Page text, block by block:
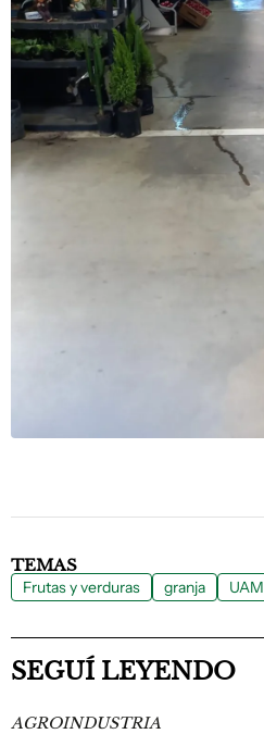
TEMAS
Frutas y verduras granja UAM
SEGUÍ LEYENDO
AGROINDUSTRIA